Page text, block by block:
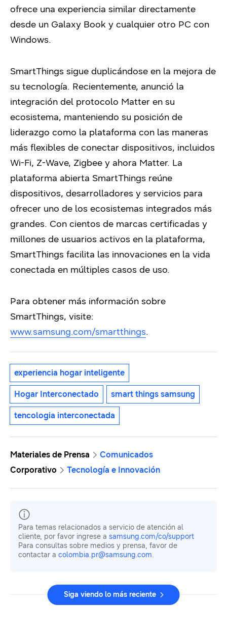
ofrece una experiencia similar directamente
desde un Galaxy Book y cualquier otro PC con
Windows.
SmartThings sigue duplicándose en la mejora de
su tecnología. Recientemente, anunció la
integración del protocolo Matter en su
ecosistema, manteniendo su posición de
liderazgo como la plataforma con las maneras
más flexibles de conectar dispositivos, incluidos
Wi-Fi, Z-Wave, Zigbee y ahora Matter. La
plataforma abierta SmartThings reúne
dispositivos, desarrolladores y servicios para
ofrecer uno de los ecosistemas integrados más
grandes. Con cientos de marcas certificadas y
millones de usuarios activos en la plataforma,
SmartThings facilita las innovaciones en la vida
conectada en múltiples casos de uso.
Para obtener más información sobre
SmartThings, visite:
www.samsung.com/smartthings.
experiencia hogar inteligente
Hogar Interconectado smart things samsung
tencologia interconectada
Materiales de Prensa
Comunicados
Corporativo
Tecnología e Innovación
Para temas relacionados a servicio de atención al
cliente, por favor ingrese a samsung.com/co/support
Para consultas sobre medios y prensa, favor de
contactar a colombia.pr@samsung.com.
Siga viendo lo más reciente